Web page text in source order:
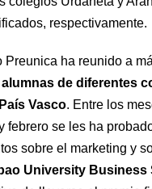
respectivamente.
Preunica ha reunido a
de diferentes
Vasco. Entre los
febrero se les ha
sobre el marketing y
University Business